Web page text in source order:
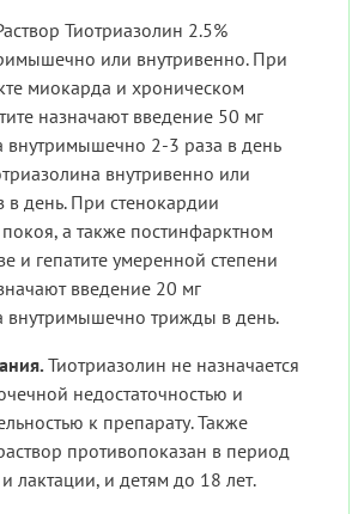
Тиотриазолин 2.5%
или внутривенно. При
миокарда и хроническом
назначают введение 50 мг
внутримышечно 2-3 раза в день
внутривенно или
в день. При стенокардии
а также постинфарктном
и гепатите умеренной степени
введение 20 мг
внутримышечно трижды в день.
Тиотриазолин не назначается
недостаточностью и
к препарату. Также
противопоказан в период
лактации, и детям до 18 лет.